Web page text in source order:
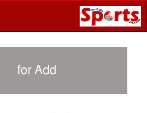
for Add